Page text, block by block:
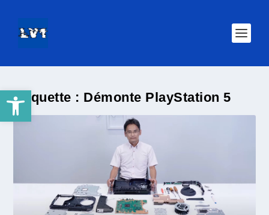
Ouvrir la barre d’outilsÉtiquette : Démonte PlayStation 5